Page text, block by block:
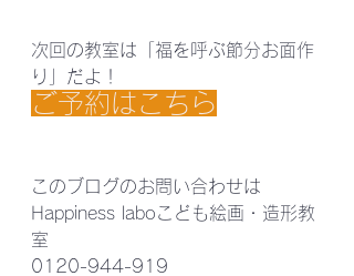
次回の教室は「福を呼ぶ節分お面作
り」だよ！
ご予約はこちら
このブログのお問い合わせは
Happiness laboこども絵画・造形教
室
0120-944-919